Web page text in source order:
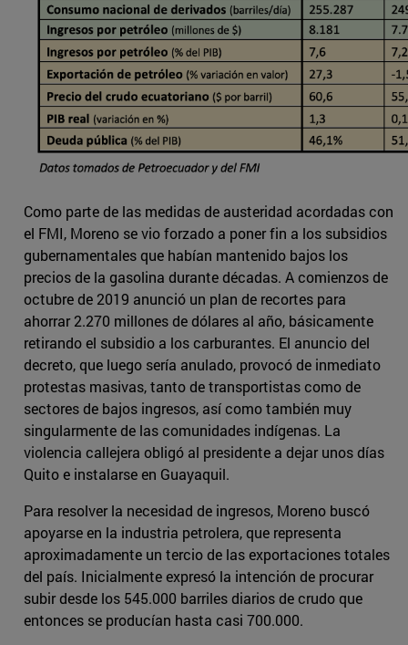
Como parte de las medidas de austeridad acordadas con
el FMI, Moreno se vio forzado a poner fin a los subsidios
gubernamentales que habían mantenido bajos los
precios de la gasolina durante décadas. A comienzos de
octubre de 2019 anunció un plan de recortes para
ahorrar 2.270 millones de dólares al año, básicamente
retirando el subsidio a los carburantes. El anuncio del
decreto, que luego sería anulado, provocó de inmediato
protestas masivas, tanto de transportistas como de
sectores de bajos ingresos, así como también muy
singularmente de las comunidades indígenas. La
violencia callejera obligó al presidente a dejar unos días
Quito e instalarse en Guayaquil.
Para resolver la necesidad de ingresos, Moreno buscó
apoyarse en la industria petrolera, que representa
aproximadamente un tercio de las exportaciones totales
del país. Inicialmente expresó la intención de procurar
subir desde los 545.000 barriles diarios de crudo que
entonces se producían hasta casi 700.000.